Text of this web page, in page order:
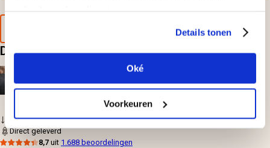
Details tonen
Oké
Voorkeuren
Deze doen? Leuk cadeau hoor
Workshop verf gooien
49,-per persoon
Gratis omruilen
Direct geleverd
8,7 uit 1.688 beoordelingen